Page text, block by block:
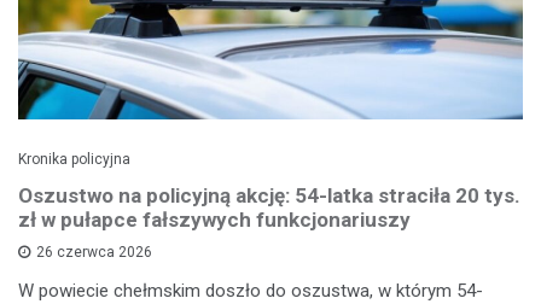
Kronika policyjna
Oszustwo na policyjną akcję: 54-latka straciła 20 tys.
zł w pułapce fałszywych funkcjonariuszy
26 czerwca 2026
W powiecie chełmskim doszło do oszustwa, w którym 54-